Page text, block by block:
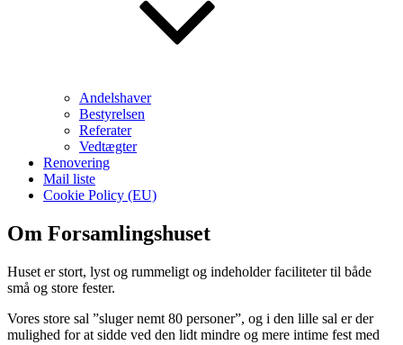
Andelshaver
Bestyrelsen
Referater
Vedtægter
Renovering
Mail liste
Cookie Policy (EU)
Om Forsamlingshuset
Huset er stort, lyst og rummeligt og indeholder faciliteter til både
små og store fester.
Vores store sal ”sluger nemt 80 personer”, og i den lille sal er der
mulighed for at sidde ved den lidt mindre og mere intime fest med